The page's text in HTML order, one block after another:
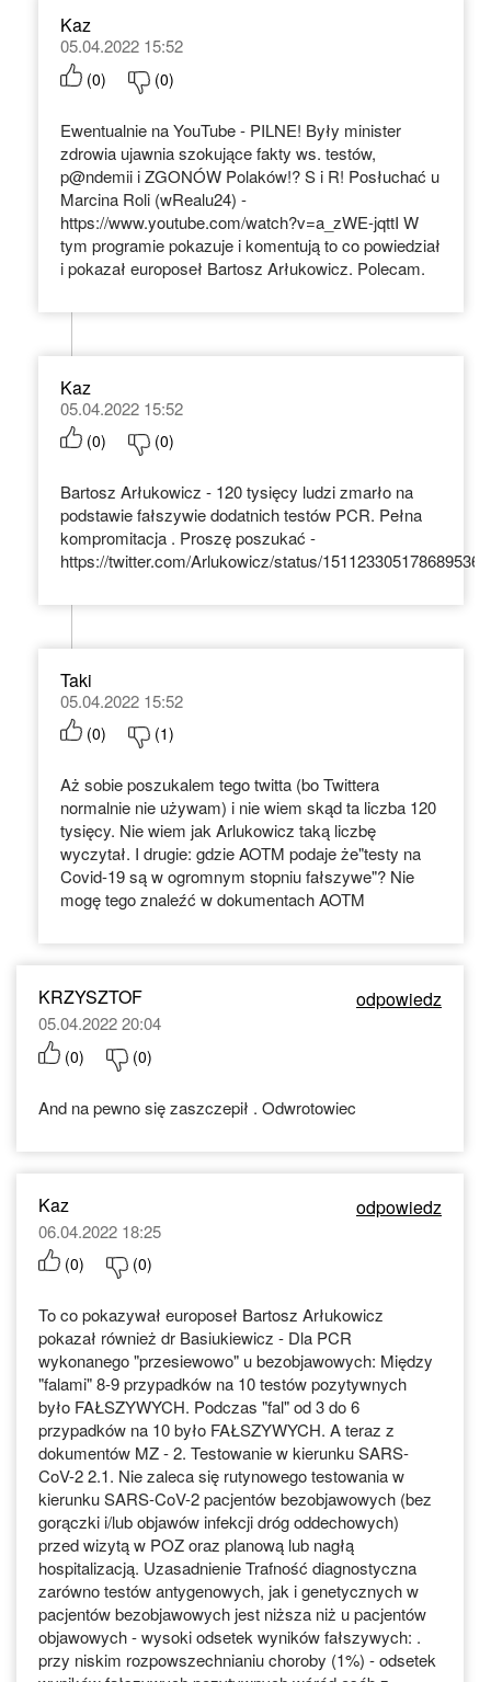
Kaz
05.04.2022 15:52
(0) (0)
Ewentualnie na YouTube - PILNE! Były minister
zdrowia ujawnia szokujące fakty ws. testów,
p@ndemii i ZGONÓW Polaków!? S i R! Posłuchać u
Marcina Roli (wRealu24) -
https://www.youtube.com/watch?v=a_zWE-jqttI W
tym programie pokazuje i komentują to co powiedział
i pokazał europoseł Bartosz Arłukowicz. Polecam.
Kaz
05.04.2022 15:52
(0) (0)
Bartosz Arłukowicz - 120 tysięcy ludzi zmarło na
podstawie fałszywie dodatnich testów PCR. Pełna
kompromitacja . Proszę poszukać -
https://twitter.com/Arlukowicz/status/1511233051786895366
Taki
05.04.2022 15:52
(0) (1)
Aż sobie poszukalem tego twitta (bo Twittera
normalnie nie używam) i nie wiem skąd ta liczba 120
tysięcy. Nie wiem jak Arlukowicz taką liczbę
wyczytał. I drugie: gdzie AOTM podaje że"testy na
Covid-19 są w ogromnym stopniu fałszywe"? Nie
mogę tego znaleźć w dokumentach AOTM
KRZYSZTOF odpowiedz
05.04.2022 20:04
(0) (0)
And na pewno się zaszczepił . Odwrotowiec
Kaz odpowiedz
06.04.2022 18:25
(0) (0)
To co pokazywał europoseł Bartosz Arłukowicz
pokazał również dr Basiukiewicz - Dla PCR
wykonanego "przesiewowo" u bezobjawowych: Między
"falami" 8-9 przypadków na 10 testów pozytywnych
było FAŁSZYWYCH. Podczas "fal" od 3 do 6
przypadków na 10 było FAŁSZYWYCH. A teraz z
dokumentów MZ - 2. Testowanie w kierunku SARS-
CoV-2 2.1. Nie zaleca się rutynowego testowania w
kierunku SARS-CoV-2 pacjentów bezobjawowych (bez
gorączki i/lub objawów infekcji dróg oddechowych)
przed wizytą w POZ oraz planową lub nagłą
hospitalizacją. Uzasadnienie Trafność diagnostyczna
zarówno testów antygenowych, jak i genetycznych w
pacjentów bezobjawowych jest niższa niż u pacjentów
objawowych - wysoki odsetek wyników fałszywych: .
przy niskim rozpowszechnianiu choroby (1%) - odsetek